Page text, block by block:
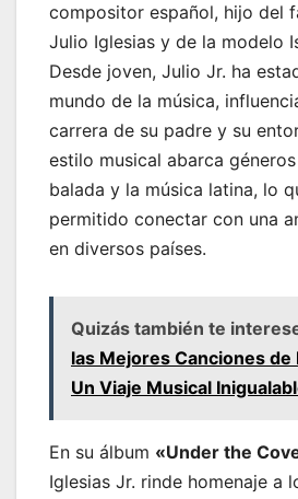
compositor español, hijo del
Julio Iglesias y de la modelo
Desde joven, Julio Jr. ha
mundo de la música,
carrera de su padre y su
estilo musical abarca
balada y la música latina, lo
permitido conectar con una
en diversos países.
Quizás también te
las Mejores Canciones de
Un Viaje Musical
En su álbum «Under the
Iglesias Jr. rinde homenaje a